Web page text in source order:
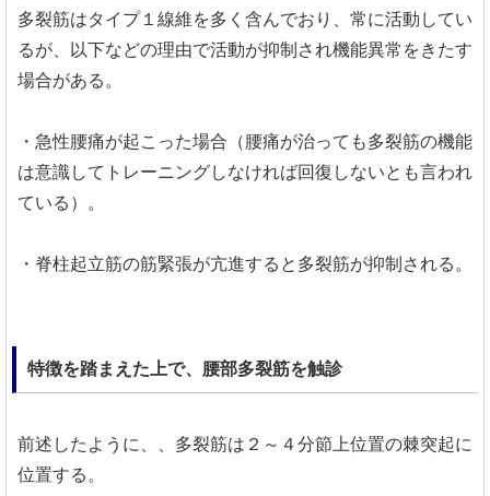
多裂筋はタイプ１線維を多く含んでおり、常に活動してい
るが、以下などの理由で活動が抑制され機能異常をきたす
場合がある。
・急性腰痛が起こった場合（腰痛が治っても多裂筋の機能
は意識してトレーニングしなければ回復しないとも言われ
ている）。
・脊柱起立筋の筋緊張が亢進すると多裂筋が抑制される。
特徴を踏まえた上で、腰部多裂筋を触診
前述したように、、多裂筋は２～４分節上位置の棘突起に
位置する。